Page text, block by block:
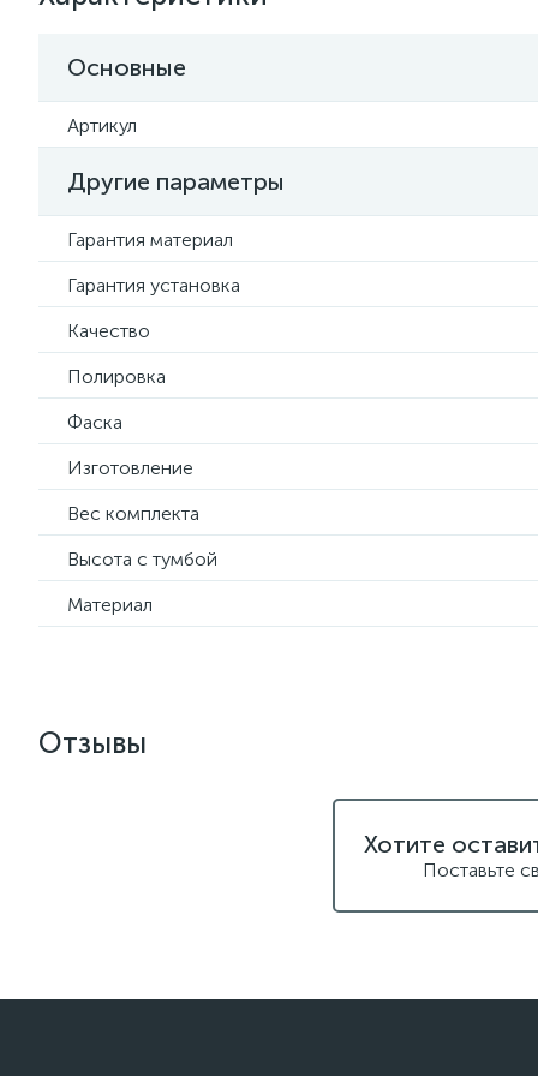
Основные
Артикул
Другие параметры
Гарантия материал
Гарантия установка
Качество
Полировка
Фаска
Изготовление
Вес комплекта
Высота с тумбой
Материал
Отзывы
Хотите
Поставьте